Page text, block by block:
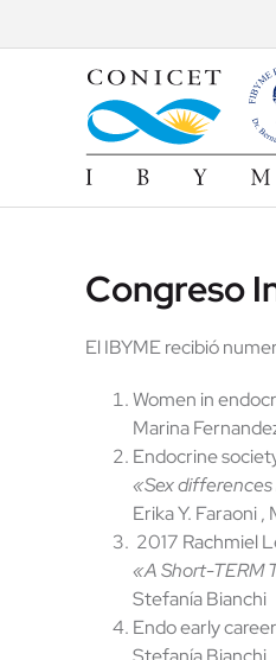
Congreso
El IBYME recibió
Women in
Marina
Endocrine
«Sex
Erika Y. Faraoni
2017 Rachmiel
«A Short-TERM
Stefanía Bianchi
Endo early